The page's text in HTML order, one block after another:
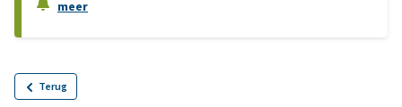
meer
Terug